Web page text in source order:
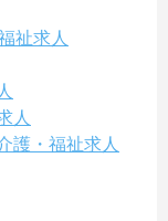
祉求人
人
護・福祉求人